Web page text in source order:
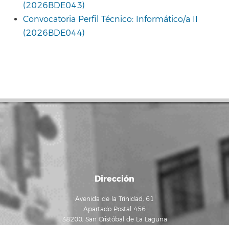
(2026BDE043)
Convocatoria Perfil Técnico: Informático/a II
(2026BDE044)
Dirección
Avenida de la Trinidad, 61
Apartado Postal 456
38200, San Cristóbal de La Laguna